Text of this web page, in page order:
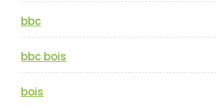
bbc
bbc bois
bois